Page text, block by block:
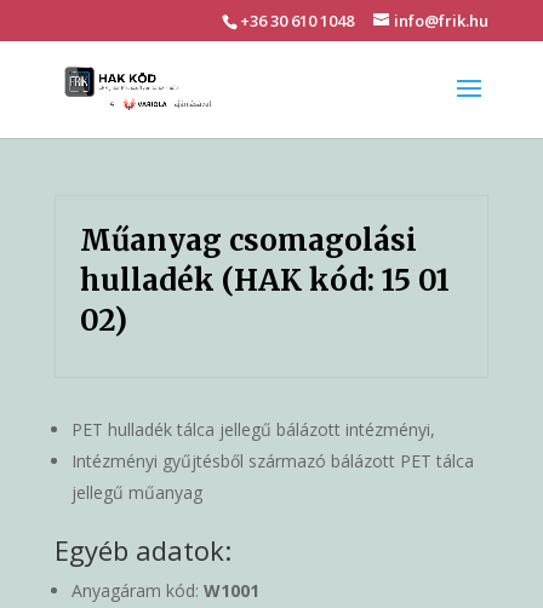
+36 30 610 1048 info@frik.hu
Műanyag csomagolási
hulladék (HAK kód: 15 01
02)
PET hulladék tálca jellegű bálázott intézményi,
Intézményi gyűjtésből származó bálázott PET tálca
jellegű műanyag
Egyéb adatok:
Anyagáram kód: W1001